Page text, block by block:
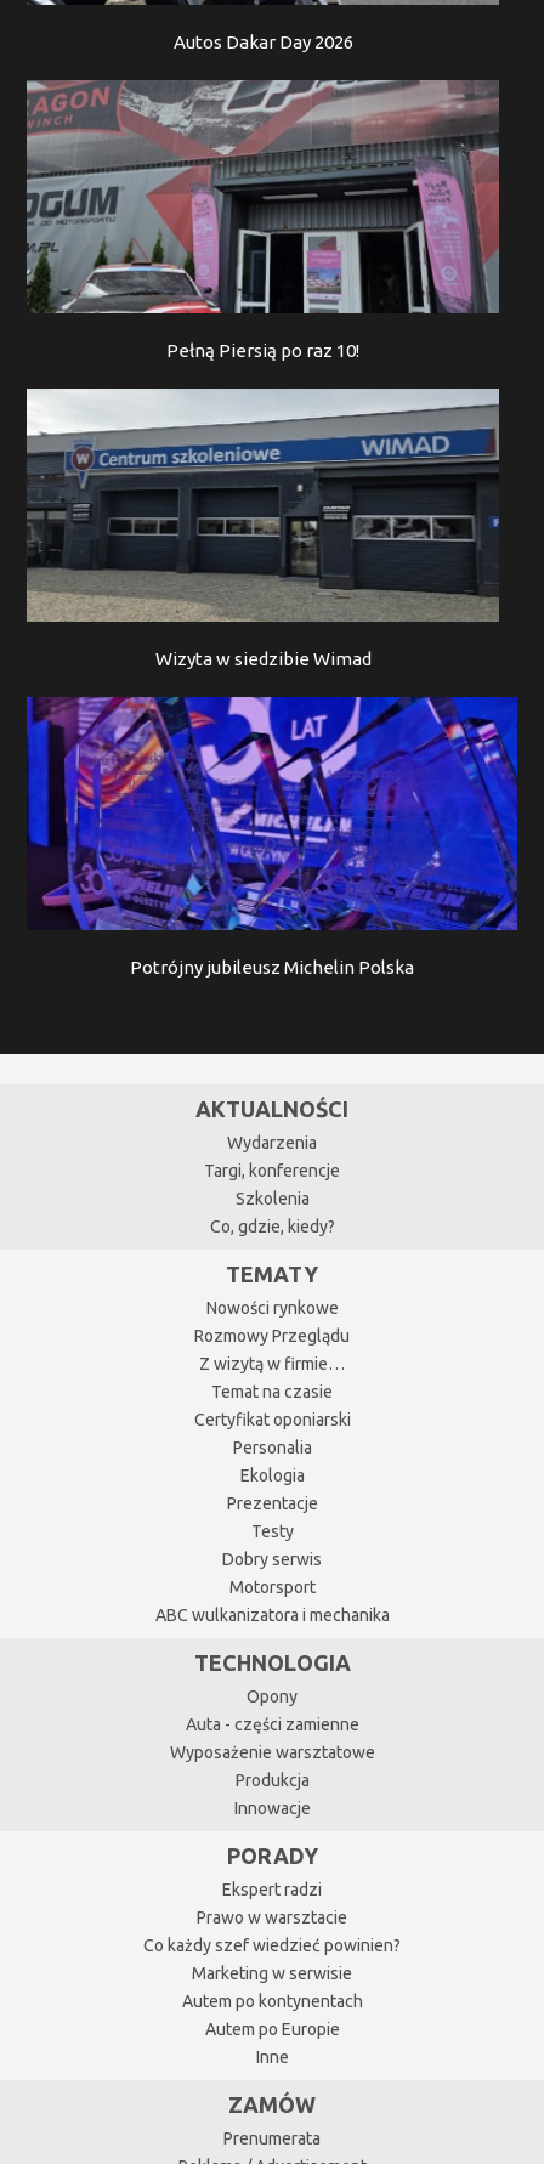
Autos Dakar Day 2026
Pełną Piersią po raz 10!
Wizyta w siedzibie Wimad
Potrójny jubileusz Michelin Polska
AKTUALNOŚCI
Wydarzenia
Targi, konferencje
Szkolenia
Co, gdzie, kiedy?
TEMATY
Nowości rynkowe
Rozmowy Przeglądu
Z wizytą w firmie…
Temat na czasie
Certyfikat oponiarski
Personalia
Ekologia
Prezentacje
Testy
Dobry serwis
Motorsport
ABC wulkanizatora i mechanika
TECHNOLOGIA
Opony
Auta - części zamienne
Wyposażenie warsztatowe
Produkcja
Innowacje
PORADY
Ekspert radzi
Prawo w warsztacie
Co każdy szef wiedzieć powinien?
Marketing w serwisie
Autem po kontynentach
Autem po Europie
Inne
ZAMÓW
Prenumerata